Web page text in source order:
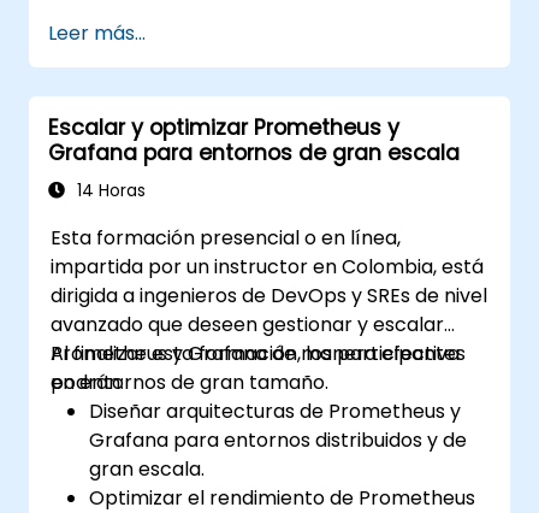
PromQL.
Crear visualizaciones y paneles de control
con Grafana.
Configurar reglas de supervisión y alertas
para sistemas.
Analizar y optimizar el rendimiento de
Habilitar la integración segura con puntos
finales remotos y sistemas existentes.
Leer más...
Escalar y optimizar Prometheus y
Grafana para entornos de gran escala
14 Horas
Esta formación presencial o en línea,
impartida por un instructor en Colombia, está
dirigida a ingenieros de DevOps y SREs de nivel
avanzado que deseen gestionar y escalar
Prometheus y Grafana de manera efectiva
en entornos de gran tamaño.
Al finalizar esta formación, los participantes
podrán:
Diseñar arquitecturas de Prometheus y
Grafana para entornos distribuidos y de
gran escala.
Optimizar el rendimiento de Prometheus